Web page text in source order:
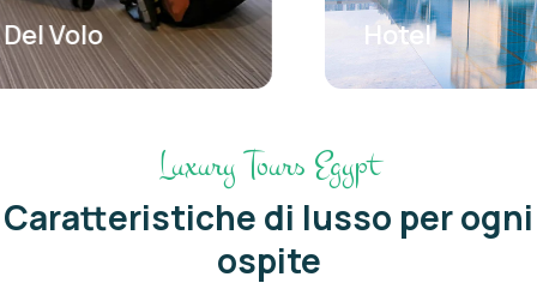
Hotel
Luxury Tours Egypt
Caratteristiche di lusso per ogni
ospite